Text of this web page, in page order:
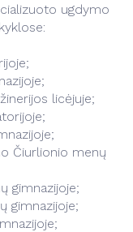
ugdymo
licėjuje;
Čiurlionio menų
gimnazijoje;
gimnazijoje;